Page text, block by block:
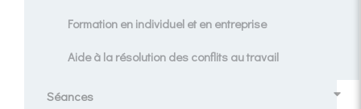
Formation en individuel et en entreprise
Aide à la résolution des conflits au travail
Séances